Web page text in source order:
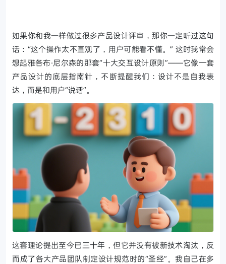
如果你和我一样做过很多产品设计评审，那你一定听过这句
话：“这个操作太不直观了，用户可能看不懂。” 这时我常会
想起雅各布·尼尔森的那套“十大交互设计原则”——它像一套
产品设计的底层指南针，不断提醒我们：设计不是自我表
达，而是和用户“说话”。
这套理论提出至今已三十年，但它并没有被新技术淘汰，反
而成了各大产品团队制定设计规范时的“圣经”。我自己在多